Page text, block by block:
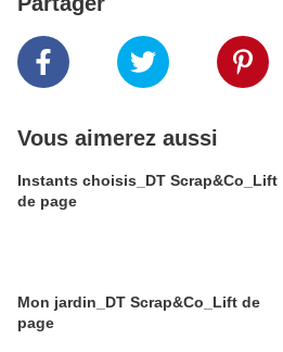
Vous aimerez aussi
Instants choisis_DT Scrap&Co_Lift
de page
Mon jardin_DT Scrap&Co_Lift de
page